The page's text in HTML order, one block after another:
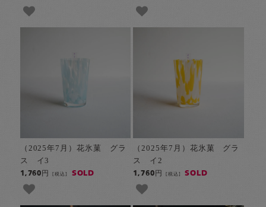
（2025年7月）花氷菓 グラ
ス イ3
1,760円[税込] SOLD
（2025年7月）花氷菓 グラ
ス イ2
1,760円 [税込] SOLD